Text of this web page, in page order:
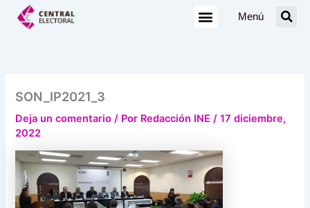
Menú
SON_IP2021_3
Deja un comentario / Por Redacción INE/17 diciembre,
2022